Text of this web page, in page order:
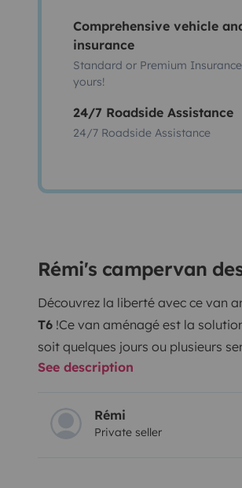
Comprehensive vehicle
insurance
Standard or Premium
yours!
24/7 Roadside Assistance
24/7 Roadside Assistance
Rémi's campervan
Découvrez la liberté avec ce van
T6 !Ce van aménagé est la
soit quelques jours ou plusieurs
praticité et de bien-être, il est
inoubliable :-Batterie
pour 2 personnes)- Réservoir d’
See description
Rémi
Private seller